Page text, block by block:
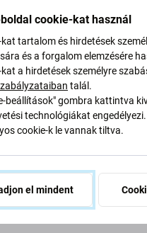
cookie-kat használ
tartalom és hirdetések
és a forgalom elemzésére
kat a hirdetések személyre
talál.
beállítások" gombra kattintva
technológiákat
cookie-k le vannak tiltva.
el mindent